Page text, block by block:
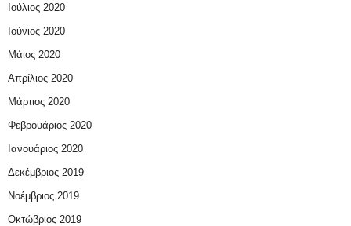
Ιούλιος 2020
Ιούνιος 2020
Μάιος 2020
Απρίλιος 2020
Μάρτιος 2020
Φεβρουάριος 2020
Ιανουάριος 2020
Δεκέμβριος 2019
Νοέμβριος 2019
Οκτώβριος 2019